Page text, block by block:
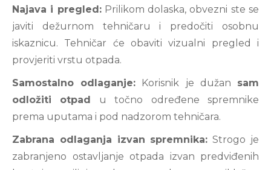
Najava i pregled:Prilikom dolaska, obvezni ste se
javiti dežurnom tehničaru i predočiti osobnu
iskaznicu. Tehničar će obaviti vizualni pregled i
provjeriti vrstu otpada.
Samostalno odlaganje: Korisnik je dužan sam
odložiti otpad u točno određene spremnike
prema uputama i pod nadzorom tehničara.
Zabrana odlaganja izvan spremnika: Strogo je
zabranjeno ostavljanje otpada izvan predviđenih